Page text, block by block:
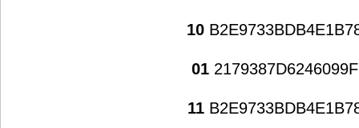
10
012179387D6246099F
11